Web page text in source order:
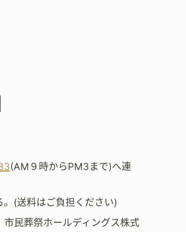
(AM９時からPM3まで)へ連
。(送料はご負担ください)
葬祭ホールディングス株式